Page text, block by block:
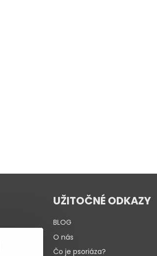
UŽITOČNÉ ODKAZY
BLOG
O nás
Čo je psoriáza?